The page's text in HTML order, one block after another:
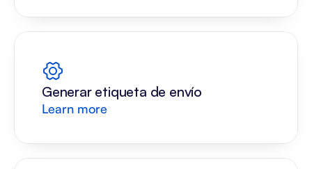
Generar etiqueta de envío
Learn more